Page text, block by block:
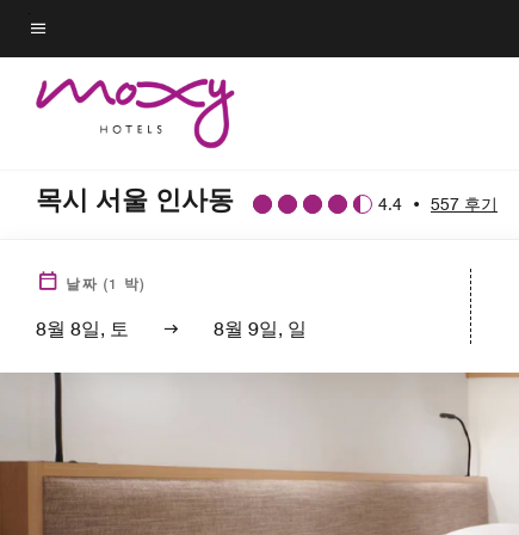
Skip
to
main
content
메뉴 텍스트
목시 서울 인사동 4.4 • 557 후기
날짜 (1 박)
8월 8일, 토 8월 9일, 일